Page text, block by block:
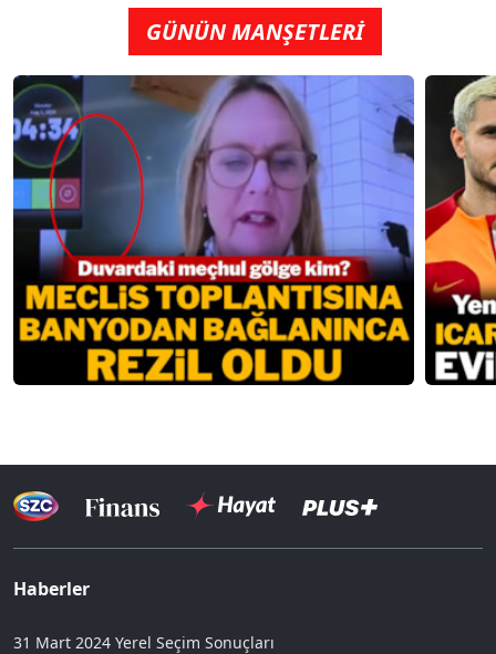
GÜNÜN MANŞETLERİ
Haberler
31 Mart 2024 Yerel Seçim Sonuçları